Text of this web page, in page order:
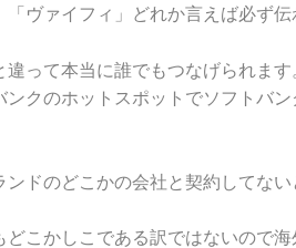
「ヴァイフィ」どれか言えば必ず伝
って本当に誰でもつなげられます
クのホットスポットでソフトバ
ドのどこかの会社と契約してな
こかしこである訳ではないので